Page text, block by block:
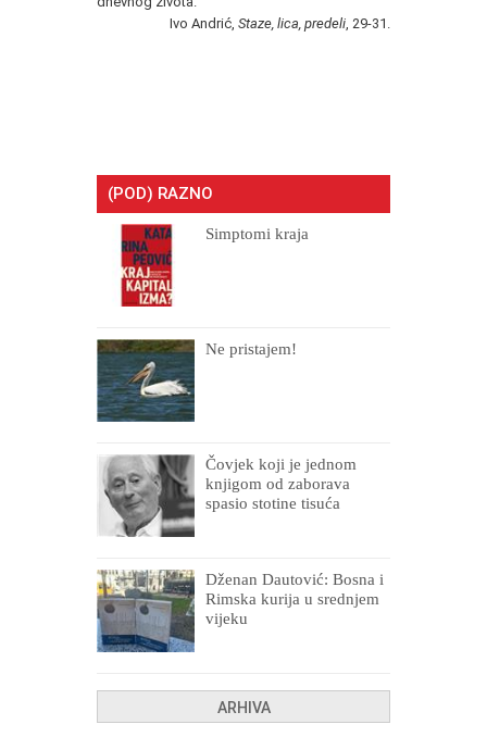
Ivo Andrić, Staze, lica, predeli , 29-31.
(POD) RAZNO
Simptomi kraja
Ne pristajem!
Čovjek koji je jednom
knjigom od zaborava
spasio stotine tisuća
Dženan Dautović: Bosna i
Rimska kurija u srednjem
vijeku
ARHIVA